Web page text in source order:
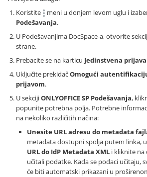
Koristite
meni u donjem levom uglu i
Podešavanja.
U Podešavanjima DocSpace-a, otvorite
strane.
Prebacite se na karticu Jedinstvena prijava
Uključite prekidačOmogući
prijavom.
U sekcijiONLYOFFICE SP Podešavanja,
popunite potrebna polja. Potrebne
na nekoliko različitih načina:
Unesite URL adresu do metadata
metadata dostupni spolja putem linka,
URL do IdP Metadata XML i kliknite na
učitali podatke. Kada se podaci učitaju,
će biti automatski prikazani u